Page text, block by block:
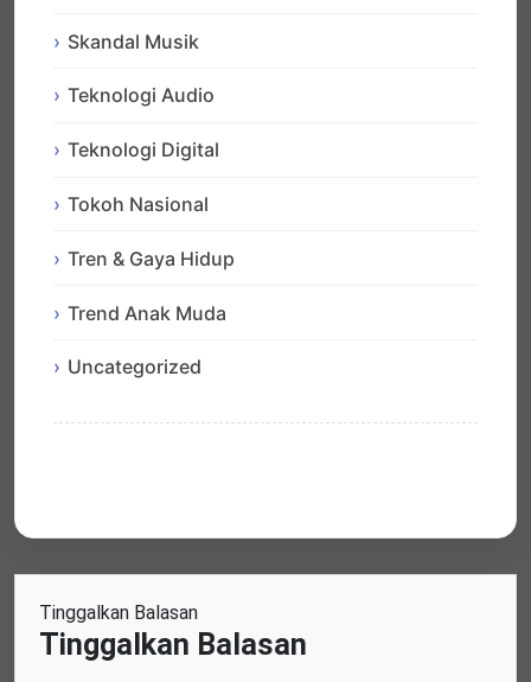
Skandal Musik
Teknologi Audio
Teknologi Digital
Tokoh Nasional
Tren & Gaya Hidup
Trend Anak Muda
Uncategorized
Tinggalkan Balasan
Tinggalkan Balasan